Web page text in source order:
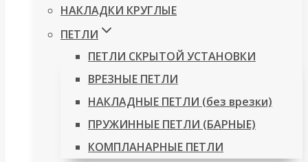
НАКЛАДКИ КРУГЛЫЕ
ПЕТЛИ
ПЕТЛИ СКРЫТОЙ УСТАНОВКИ
ВРЕЗНЫЕ ПЕТЛИ
НАКЛАДНЫЕ ПЕТЛИ (без врезки)
ПРУЖИННЫЕ ПЕТЛИ (БАРНЫЕ)
КОМПЛАНАРНЫЕ ПЕТЛИ